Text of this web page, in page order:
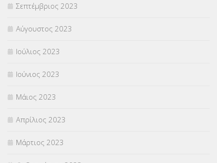
Σεπτέμβριος 2023
Αύγουστος 2023
Ιούλιος 2023
Ιούνιος 2023
Μάιος 2023
Απρίλιος 2023
Μάρτιος 2023